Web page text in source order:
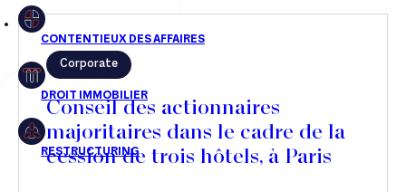
Droit immobilier
Restructuring
Article
Corporate
Conseil des actionnaires
majoritaires dans le cadre de la
cession de trois hôtels, à Paris